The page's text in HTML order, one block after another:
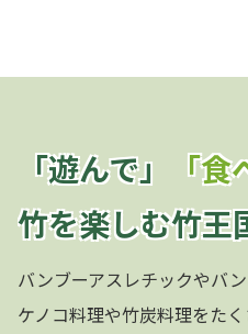
「遊んで」 「食
竹を楽しむ竹王
バンブーアスレチックやバ
ケノコ料理や竹炭料理をた